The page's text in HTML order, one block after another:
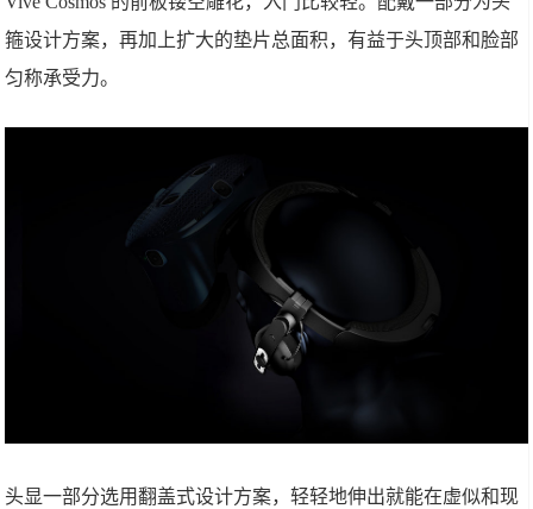
箍设计方案，再加上扩大的垫片总面积，有益于头顶部和脸部
匀称承受力。
头显一部分选用翻盖式设计方案，轻轻地伸出就能在虚似和现